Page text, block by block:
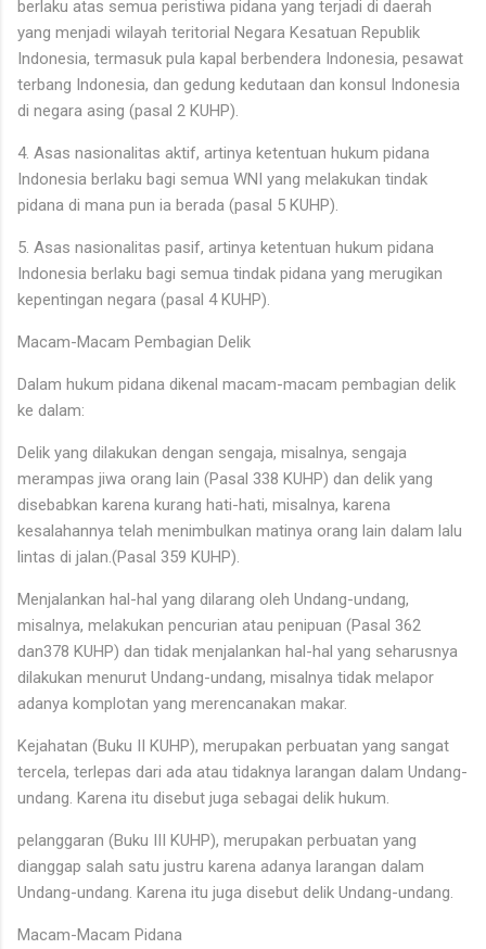
berlaku atas semua peristiwa pidana yang terjadi di daerah
yang menjadi wilayah teritorial Negara Kesatuan Republik
Indonesia, termasuk pula kapal berbendera Indonesia, pesawat
terbang Indonesia, dan gedung kedutaan dan konsul Indonesia
di negara asing (pasal 2 KUHP).
4. Asas nasionalitas aktif, artinya ketentuan hukum pidana
Indonesia berlaku bagi semua WNI yang melakukan tindak
pidana di mana pun ia berada (pasal 5 KUHP).
5. Asas nasionalitas pasif, artinya ketentuan hukum pidana
Indonesia berlaku bagi semua tindak pidana yang merugikan
kepentingan negara (pasal 4 KUHP).
Macam-Macam Pembagian Delik
Dalam hukum pidana dikenal macam-macam pembagian delik
ke dalam:
Delik yang dilakukan dengan sengaja, misalnya, sengaja
merampas jiwa orang lain (Pasal 338 KUHP) dan delik yang
disebabkan karena kurang hati-hati, misalnya, karena
kesalahannya telah menimbulkan matinya orang lain dalam lalu
lintas di jalan.(Pasal 359 KUHP).
Menjalankan hal-hal yang dilarang oleh Undang-undang,
misalnya, melakukan pencurian atau penipuan (Pasal 362
dan378 KUHP) dan tidak menjalankan hal-hal yang seharusnya
dilakukan menurut Undang-undang, misalnya tidak melapor
adanya komplotan yang merencanakan makar.
Kejahatan (Buku II KUHP), merupakan perbuatan yang sangat
tercela, terlepas dari ada atau tidaknya larangan dalam Undang-
undang. Karena itu disebut juga sebagai delik hukum.
pelanggaran (Buku III KUHP), merupakan perbuatan yang
dianggap salah satu justru karena adanya larangan dalam
Undang-undang. Karena itu juga disebut delik Undang-undang.
Macam-Macam Pidana